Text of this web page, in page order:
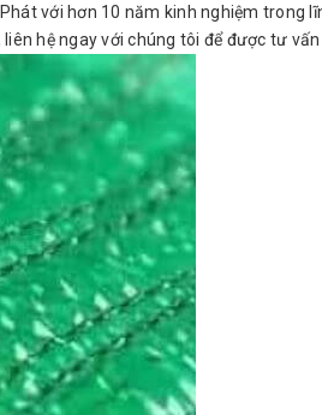
với hơn 10 năm kinh nghiệm trong
hệ ngay với chúng tôi để được tư vấn